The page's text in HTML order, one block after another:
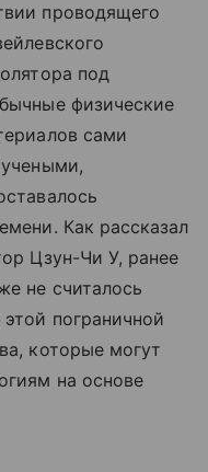
проводящего
под
физические
сами
Как рассказал
Цзун-Чи У, ранее
не считалось
пограничной
которые могут
на основе